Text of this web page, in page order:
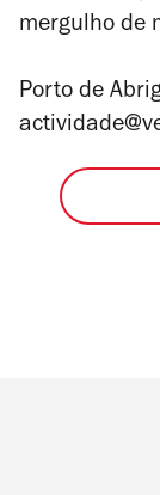
mergulho de
Porto de